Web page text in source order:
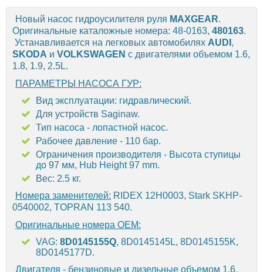
Новый насос гидроусилителя руля MAXGEAR.
Оригинальные каталожные номера: 48-0163, 480163.
Устанавливается на легковых автомобилях AUDI ,
SKODA и VOLKSWAGEN с двигателями объемом 1.6,
1.8, 1.9, 2.5L.
ПАРАМЕТРЫ НАСОСА ГУР:
Вид эксплуатации: гидравлический.
Для устройств Saginaw.
Тип насоса - лопастной насос.
Рабочее давление - 110 бар.
Ограничения производителя - Высота ступицы
до 97 мм, Hub Height 97 mm.
Вес: 2.5 кг.
Номера заменителей: RIDEX 12H0003, Stark SKHP-
0540002, TOPRAN 113 540.
Оригинальные номера OEM:
VAG: 8D0145155Q, 8D0145145L, 8D0145155K,
8D0145177D.
Двигателя - бензиновые и дизельные объемом 1.6,